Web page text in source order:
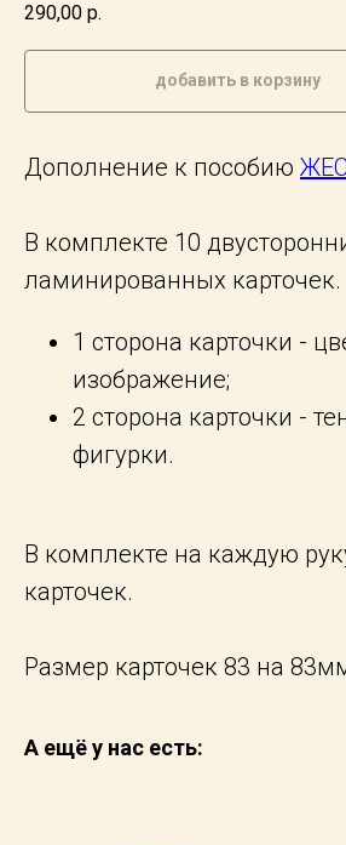
290,00 р.
добавить в корзину
Дополнение к пособию
В комплекте 10
ламинированных карточек.
1 сторона карточки -
изображение;
2 сторона карточки -
фигурки.
В комплекте на каждую
карточек.
Размер карточек 83 на
А ещё у нас есть: